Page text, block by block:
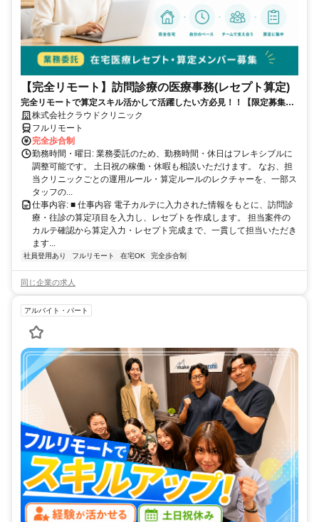
【完全リモート】訪問診療の医療事務(レセプト算定)
完全リモートで算定スキル活かして活躍したい方必見！！【限定募集】
完全リモート｜在宅医療レセプト算定（成果報酬型／業務委託）
株式会社クラウドクリニック
フルリモート
完全歩合制
勤務時間・曜日: 業務委託のため、勤務時間・休日はフレキシブルに
調整可能です。 土日祝の稼働・休暇も相談いただけます。 なお、担
当クリニックごとの運用ルール・算定ルールのレクチャーを、一部ス
タッフの...
仕事内容: ■ 仕事内容 電子カルテに入力された情報をもとに、訪問診
療・往診の算定項目を入力し、レセプトを作成します。 担当案件の
カルテ確認から算定入力・レセプト完成まで、一貫して担当いただき
ます...
社員登用あり フルリモート 在宅OK 完全歩合制
同じ企業の求人
アルバイト・パート